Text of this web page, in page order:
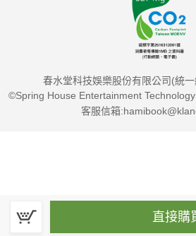
直接購
春水堂科技娛樂股份有限公司(統
©Spring House Entertainment
客服信箱